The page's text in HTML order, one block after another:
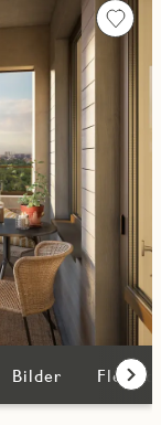
Bilder Fler